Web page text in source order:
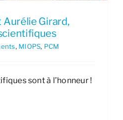
Aurélie Girard,
, MIOPS, PCM
sont à l’honneur !